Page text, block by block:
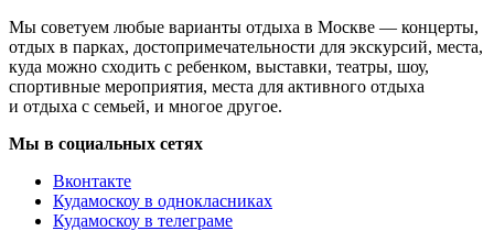
Мы советуем любые варианты отдыха в Москве — концерты,
отдых в парках, достопримечательности для экскурсий, места,
куда можно сходить с ребенком, выставки, театры, шоу,
спортивные мероприятия, места для активного отдыха
и отдыха с семьей, и многое другое.
Мы в социальных сетях
Вконтакте
Кудамоскоу в однокласниках
Кудамоскоу в телеграме